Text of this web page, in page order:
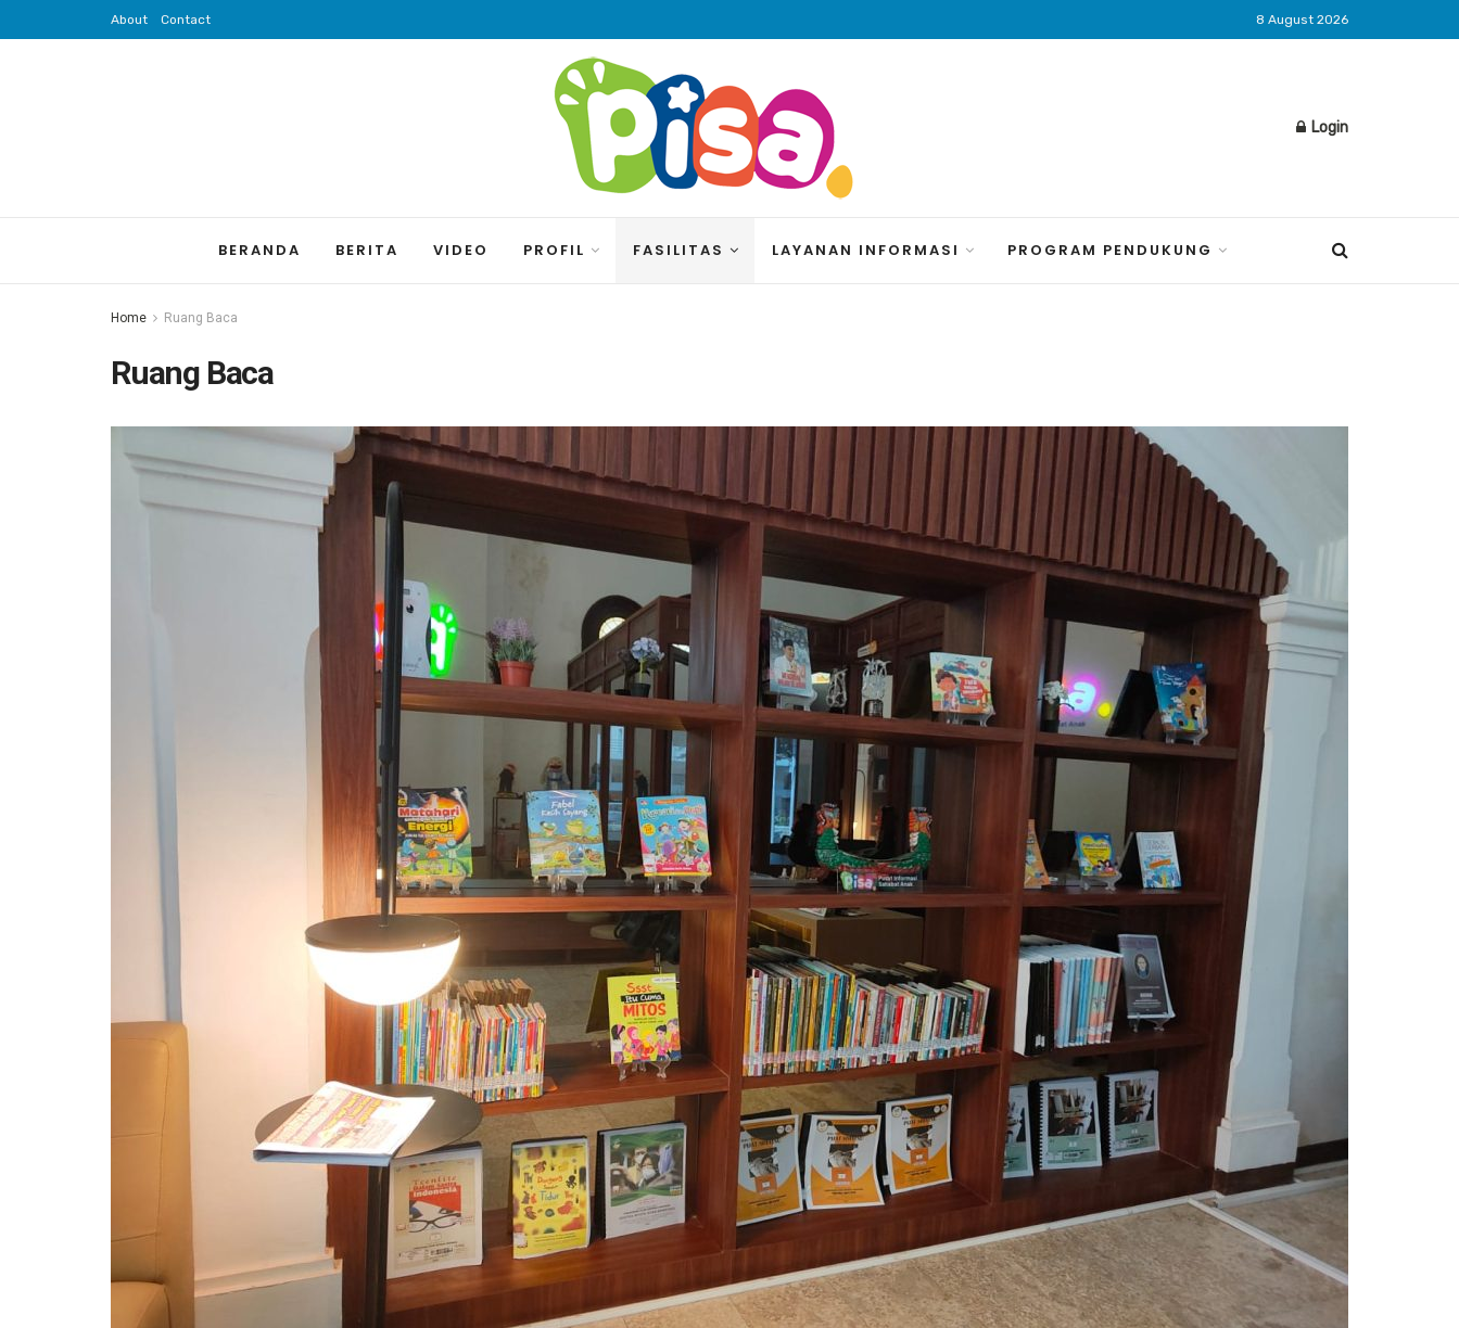
About Contact 8 August 2026
Login
BERANDA BERITA VIDEO PROFIL FASILITAS LAYANAN INFORMASI PROGRAM PENDUKUNG
Home Ruang Baca
Ruang Baca